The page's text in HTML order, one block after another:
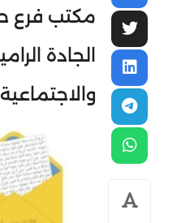
مكتب فرع
الجادة
والاجتماعية